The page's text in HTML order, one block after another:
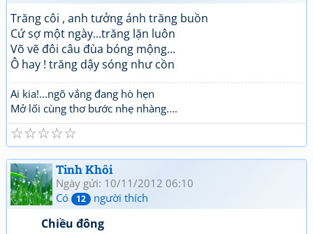
Trăng côi , anh tưởng ánh trăng buồn
Cứ sợ một ngày...trăng lặn luôn
Võ vẽ đôi câu đùa bóng mộng...
Ô hay ! trăng dậy sóng như cồn
Ai kia!...ngõ vắng đang hò hẹn
Mở lối cùng thơ bước nhẹ nhàng....
☆
☆
☆
☆
☆
Tinh Khôi
Ngày gửi: 10/11/2012 06:10
Có
12 người thích
Chiều đông